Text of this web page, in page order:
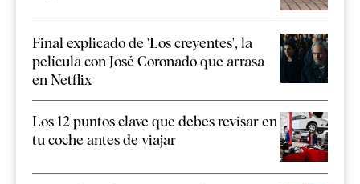
Final explicado de 'Los creyentes', la
película con José Coronado que arrasa
en Netflix
Los 12 puntos clave que debes revisar en
tu coche antes de viajar